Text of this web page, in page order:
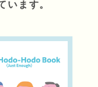
います。